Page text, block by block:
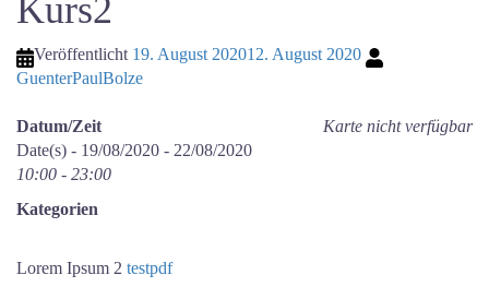
Kurs2
Veröffentlicht 19. August 202012. August 2020
GuenterPaulBolze
Karte nicht verfügbar
Datum/Zeit
Date(s) - 19/08/2020 - 22/08/2020
10:00 - 23:00
Kategorien
Lorem Ipsum 2 testpdf